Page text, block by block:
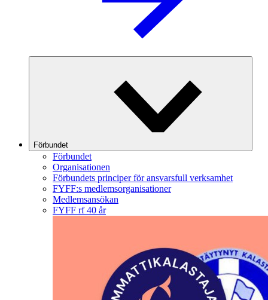
Förbundet
Förbundet
Organisationen
Förbundets principer för ansvarsfull verksamhet
FYFF:s medlemsorganisationer
Medlemsansökan
FYFF rf 40 år